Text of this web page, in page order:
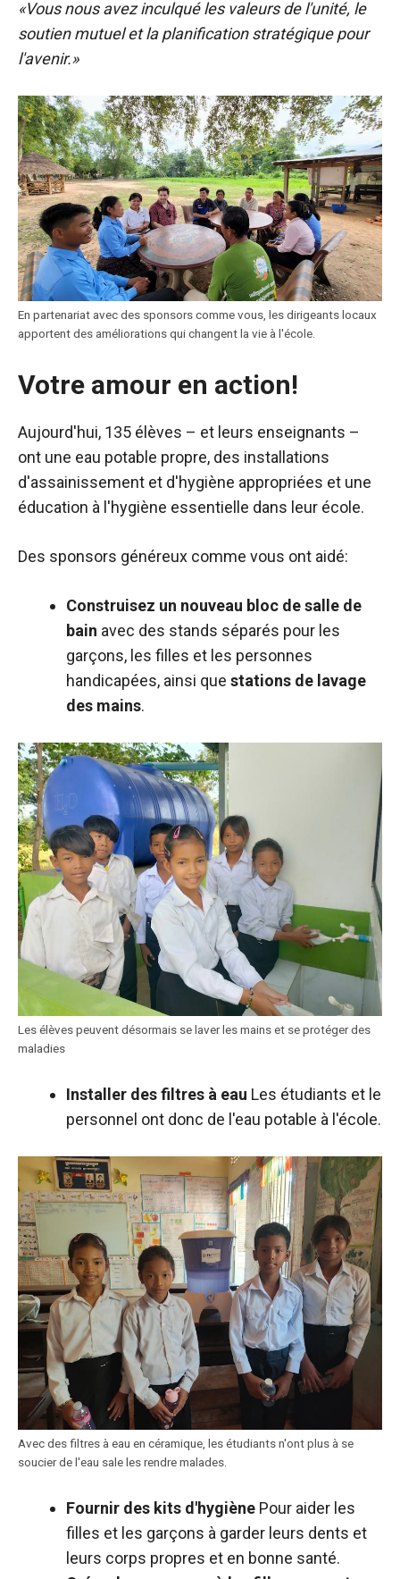
«Vous nous avez inculqué les valeurs de l'unité, le
soutien mutuel et la planification stratégique pour
l'avenir.»
En partenariat avec des sponsors comme vous, les dirigeants locaux
apportent des améliorations qui changent la vie à l'école.
Votre amour en action!
Aujourd'hui, 135 élèves – et leurs enseignants –
ont une eau potable propre, des installations
d'assainissement et d'hygiène appropriées et une
éducation à l'hygiène essentielle dans leur école.
Des sponsors généreux comme vous ont aidé:
Construisez un nouveau bloc de salle de
bain avec des stands séparés pour les
garçons, les filles et les personnes
handicapées, ainsi que stations de lavage
des mains.
Les élèves peuvent désormais se laver les mains et se protéger des
maladies
Installer des filtres à eau Les étudiants et le
personnel ont donc de l'eau potable à l'école.
Avec des filtres à eau en céramique, les étudiants n'ont plus à se
soucier de l'eau sale les rendre malades.
Fournir des kits d'hygiène Pour aider les
filles et les garçons à garder leurs dents et
leurs corps propres et en bonne santé.